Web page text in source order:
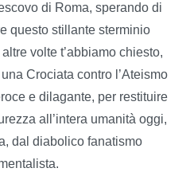
di Roma, sperando di
questo stillante sterminio
volte t’abbiamo chiesto,
Crociata contro l’Ateismo
e dilagante, per restituire
all’intera umanità oggi,
dal diabolico fanatismo